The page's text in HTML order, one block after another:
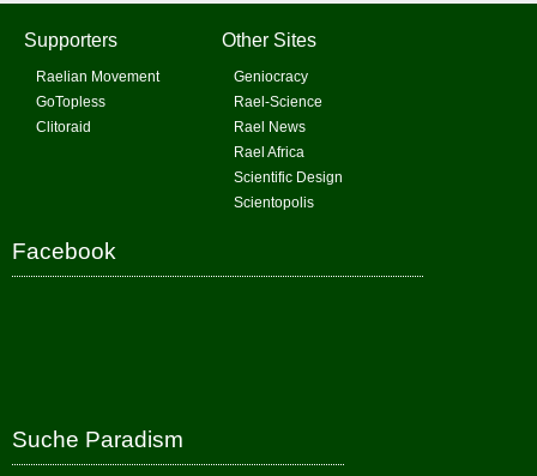
Supporters
Raelian Movement
GoTopless
Clitoraid
Other Sites
Geniocracy
Rael-Science
Rael News
Rael Africa
Scientific Design
Scientopolis
Facebook
Suche Paradism